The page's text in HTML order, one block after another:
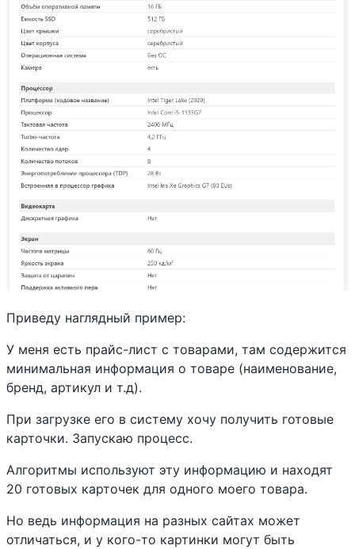
Приведу наглядный пример:
У меня есть прайс-лист с товарами, там содержится
минимальная информация о товаре (наименование,
бренд, артикул и т.д).
При загрузке его в систему хочу получить готовые
карточки. Запускаю процесс.
Алгоритмы используют эту информацию и находят
20 готовых карточек для одного моего товара.
Но ведь информация на разных сайтах может
отличаться, и у кого-то картинки могут быть